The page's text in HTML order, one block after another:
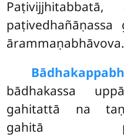
Paṭivijjhitabbatā,
paṭivedhañāṇassa
ārammaṇabhāvova.
bādhakassa
gahitattā na
gahitā